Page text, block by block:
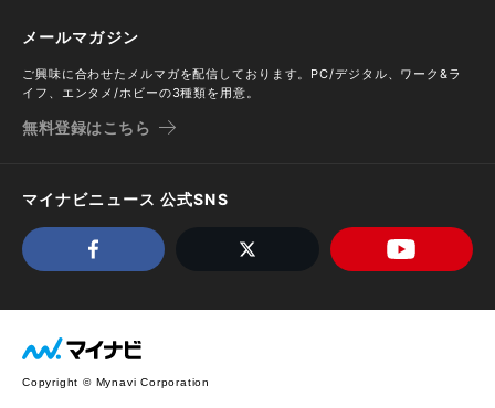
メールマガジン
ご興味に合わせたメルマガを配信しております。PC/デジタル、ワーク&ラ
イフ、エンタメ/ホビーの3種類を用意。
無料登録はこちら
マイナビニュース 公式SNS
Copyright © Mynavi Corporation